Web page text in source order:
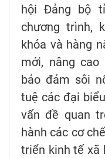
hội Đảng bộ
chương trình,
khóa và hàng
mới, nâng
bảo đảm sôi
tuệ các đại
vấn đề quan
hành các cơ
triển kinh tế xã